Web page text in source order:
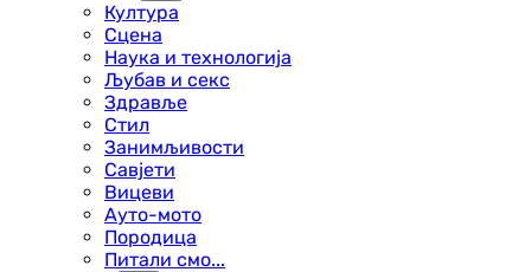
Култура
Сцена
Наука и технологија
Љубав и секс
Здравље
Стил
Занимљивости
Савјети
Вицеви
Ауто-мото
Породица
Питали смо...